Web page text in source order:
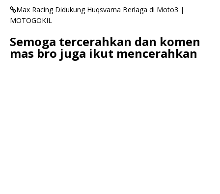
Max Racing Didukung Huqsvarna Berlaga di Moto3 |
MOTOGOKIL
Semoga tercerahkan dan komen
mas bro juga ikut mencerahkan